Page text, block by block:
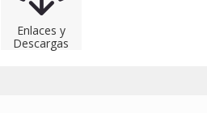
Enlaces y
Descargas